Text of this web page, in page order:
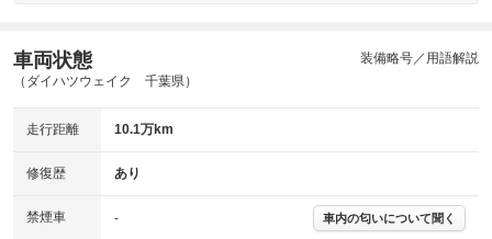
ABS その他
※グー故障診断は保証サービスではございません。購入時は必ず現車をご
※実際にお渡しする故障診断書につきましては、形式および表示項目が異
※グー故障診断書はあくまでも実施時点での診断結果となります。将来に
わたり車両状態を担保するものではありませんので、車両情報等の詳細は
車両状態
（ダイハツウェイク 千葉県）
装備略号／用語解説
走行距離 10.1万km
修復歴 あり
禁煙車 - 車内の匂いについて聞く